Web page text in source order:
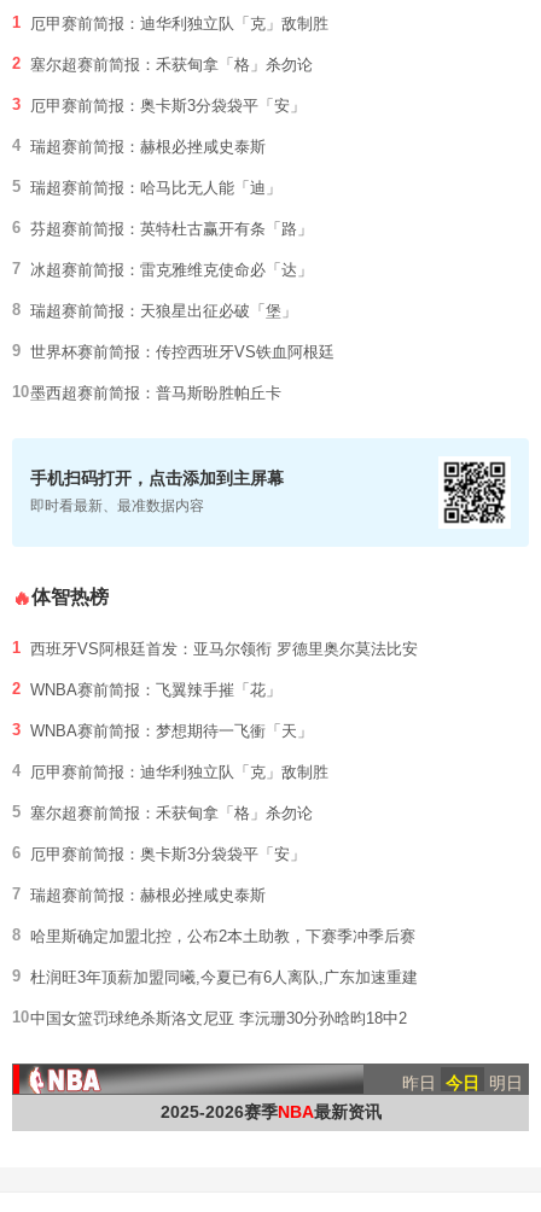
1 厄甲赛前简报：迪华利独立队「克」敌制胜
2 塞尔超赛前简报：禾获甸拿「格」杀勿论
3 厄甲赛前简报：奥卡斯3分袋袋平「安」
4 瑞超赛前简报：赫根必挫咸史泰斯
5 瑞超赛前简报：哈马比无人能「迪」
6 芬超赛前简报：英特杜古赢开有条「路」
7 冰超赛前简报：雷克雅维克使命必「达」
8 瑞超赛前简报：天狼星出征必破「堡」
9 世界杯赛前简报：传控西班牙VS铁血阿根廷
10墨西超赛前简报：普马斯盼胜帕丘卡
手机扫码打开，点击添加到主屏幕
即时看最新、最准数据内容
🔥体智热榜
1 西班牙VS阿根廷首发：亚马尔领衔 罗德里奥尔莫法比安
2 WNBA赛前简报：飞翼辣手摧「花」
3 WNBA赛前简报：梦想期待一飞衝「天」
4 厄甲赛前简报：迪华利独立队「克」敌制胜
5 塞尔超赛前简报：禾获甸拿「格」杀勿论
6 厄甲赛前简报：奥卡斯3分袋袋平「安」
7 瑞超赛前简报：赫根必挫咸史泰斯
8 哈里斯确定加盟北控，公布2本土助教，下赛季冲季后赛
9 杜润旺3年顶薪加盟同曦,今夏已有6人离队,广东加速重建
10中国女篮罚球绝杀斯洛文尼亚 李沅珊30分孙晗昀18中2
昨日 今日
明日
2025-2026赛季NBA最新资讯